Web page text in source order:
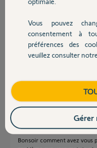
Devis avec un pro
Contact
Bonjour Alain,
Je vous confirme la
que vous pouvez activer dès
il
Bonsoir comment avez vous
Vous pouvez
consentement à
préférences des
veuillez consulter
Gérer